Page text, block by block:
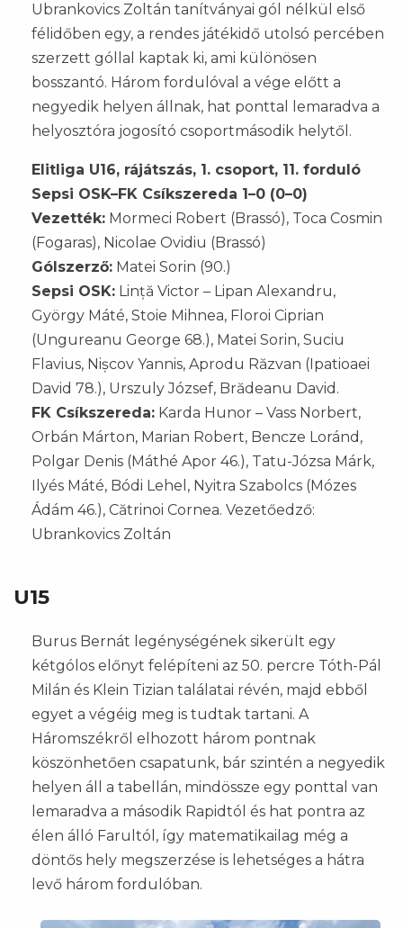
Ubrankovics Zoltán tanítványai gól nélkül első
félidőben egy, a rendes játékidő utolsó percében
szerzett góllal kaptak ki, ami különösen
bosszantó. Három fordulóval a vége előtt a
negyedik helyen állnak, hat ponttal lemaradva a
helyosztóra jogosító csoportmásodik helytől.
Elitliga U16, rájátszás, 1. csoport, 11. forduló
Sepsi OSK–FK Csíkszereda 1–0 (0–0)
Vezették: Mormeci Robert (Brassó), Toca Cosmin
(Fogaras), Nicolae Ovidiu (Brassó)
Gólszerző: Matei Sorin (90.)
Sepsi OSK: Lință Victor – Lipan Alexandru,
György Máté, Stoie Mihnea, Floroi Ciprian
(Ungureanu George 68.), Matei Sorin, Suciu
Flavius, Nișcov Yannis, Aprodu Răzvan (Ipatioaei
David 78.), Urszuly József, Brădeanu David.
FK Csíkszereda: Karda Hunor – Vass Norbert,
Orbán Márton, Marian Robert, Bencze Loránd,
Polgar Denis (Máthé Apor 46.), Tatu-Józsa Márk,
Ilyés Máté, Bódi Lehel, Nyitra Szabolcs (Mózes
Ádám 46.), Cătrinoi Cornea. Vezetőedző:
Ubrankovics Zoltán
U15
Burus Bernát legénységének sikerült egy
kétgólos előnyt felépíteni az 50. percre Tóth-Pál
Milán és Klein Tizian találatai révén, majd ebből
egyet a végéig meg is tudtak tartani. A
Háromszékről elhozott három pontnak
köszönhetően csapatunk, bár szintén a negyedik
helyen áll a tabellán, mindössze egy ponttal van
lemaradva a második Rapidtól és hat pontra az
élen álló Farultól, így matematikailag még a
döntős hely megszerzése is lehetséges a hátra
levő három fordulóban.